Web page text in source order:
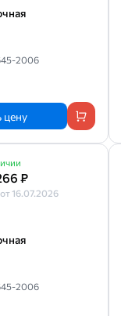
2006
цену
₽
16.07.2026
2006